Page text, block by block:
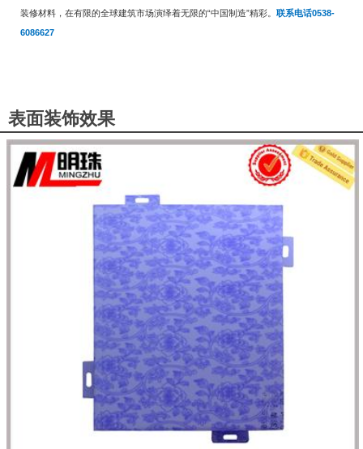
装修材料，在有限的全球建筑市场演绎着无限的“中国制造”精彩。联系电话0538-
6086627
表面装饰效果